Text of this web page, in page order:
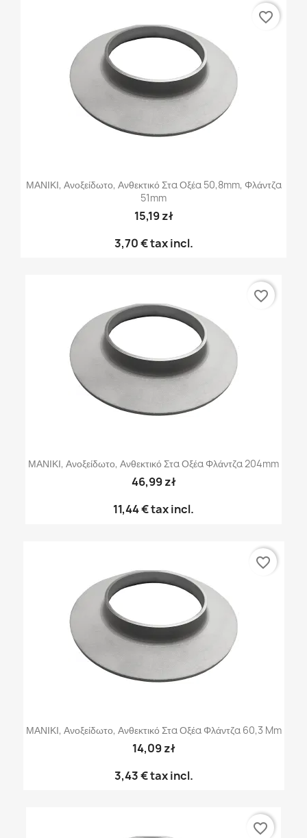
ΜΑΝΙΚΙ, Ανοξείδωτο, Ανθεκτικό Στα Οξέα 50,8mm, Φλάντζα
51mm
15,19 zł
3,70 €tax incl.
favorite_border
ΜΑΝΙΚΙ, Ανοξείδωτο, Ανθεκτικό Στα Οξέα Φλάντζα 204mm
46,99 zł
11,44 €tax incl.
favorite_border
ΜΑΝΙΚΙ, Ανοξείδωτο, Ανθεκτικό Στα Οξέα Φλάντζα 60,3 Mm
14,09 zł
3,43 €tax incl.
favorite_border
favorite_border